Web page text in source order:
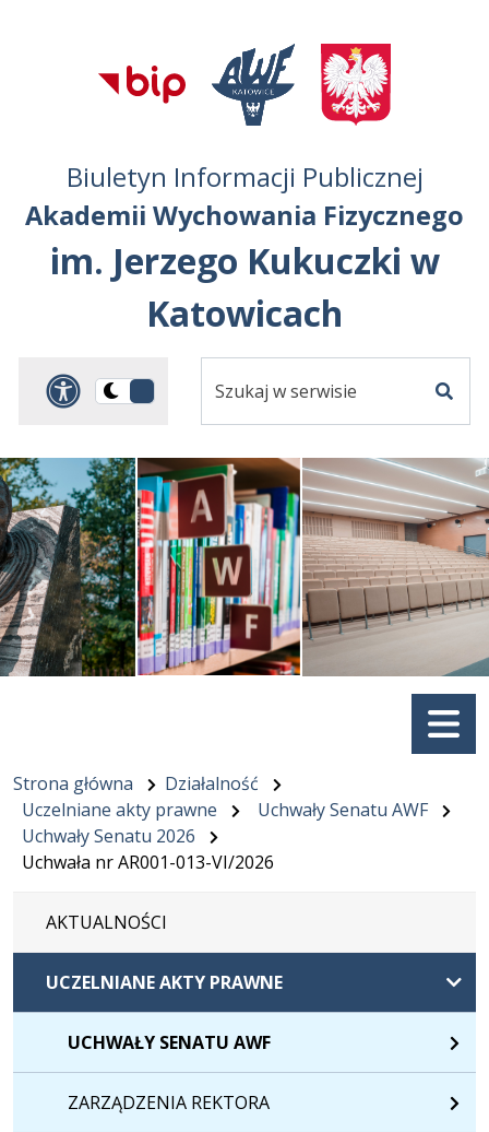
Przejdź do
głównego menu
Przejdź do treści
Przejdź do mapy
serwisu
Biuletyn Informacji Publicznej
Akademii Wychowania Fizycznego
im. Jerzego Kukuczki w
Katowicach
Panel dostosowania
Przełącz
ciemną
serwisie
Menu
Strona główna
Działalność
Uczelniane akty prawne
Uchwały Senatu AWF
Uchwały Senatu 2026
Uchwała nr AR001-013-VI/2026
AKTUALNOŚCI
UCZELNIANE AKTY PRAWNE
UCHWAŁY SENATU AWF
ZARZĄDZENIA REKTORA